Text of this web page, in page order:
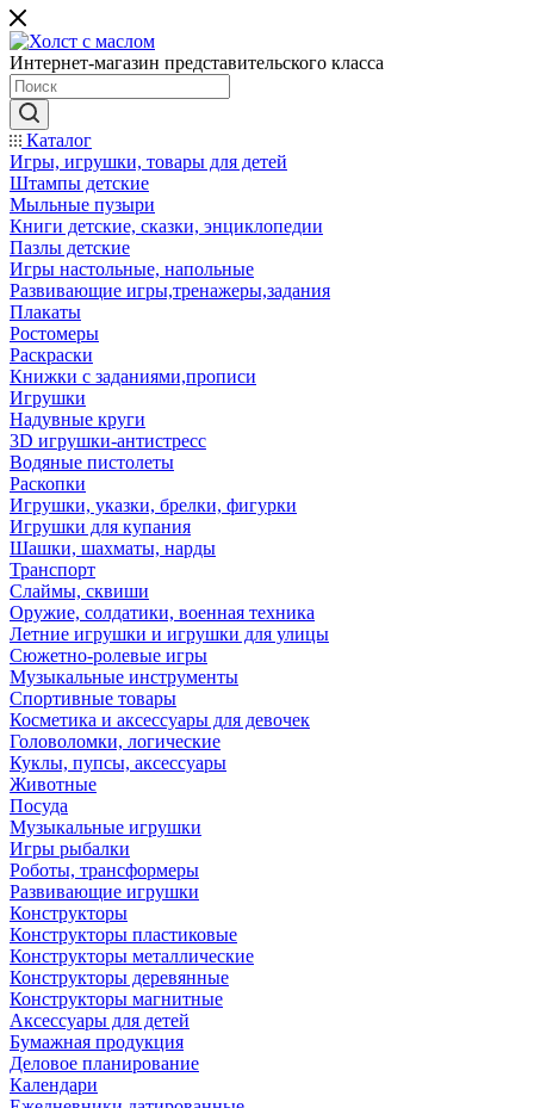
Интернет-магазин представительского класса
Каталог
Игры, игрушки, товары для детей
Штампы детские
Мыльные пузыри
Книги детские, сказки, энциклопедии
Пазлы детские
Игры настольные, напольные
Развивающие игры,тренажеры,задания
Плакаты
Ростомеры
Раскраски
Книжки с заданиями,прописи
Игрушки
Надувные круги
3D игрушки-антистресс
Водяные пистолеты
Раскопки
Игрушки, указки, брелки, фигурки
Игрушки для купания
Шашки, шахматы, нарды
Транспорт
Слаймы, сквиши
Оружие, солдатики, военная техника
Летние игрушки и игрушки для улицы
Сюжетно-ролевые игры
Музыкальные инструменты
Спортивные товары
Косметика и аксессуары для девочек
Головоломки, логические
Куклы, пупсы, аксессуары
Животные
Посуда
Музыкальные игрушки
Игры рыбалки
Роботы, трансформеры
Развивающие игрушки
Конструкторы
Конструкторы пластиковые
Конструкторы металлические
Конструкторы деревянные
Конструкторы магнитные
Аксессуары для детей
Бумажная продукция
Деловое планирование
Календари